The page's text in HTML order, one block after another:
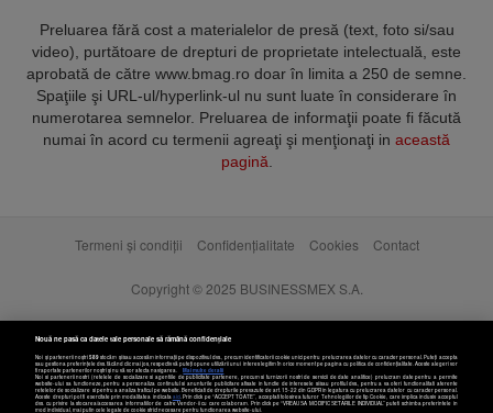
Preluarea fără cost a materialelor de presă (text, foto si/sau
video), purtătoare de drepturi de proprietate intelectuală, este
aprobată de către www.bmag.ro doar în limita a 250 de semne.
Spaţiile şi URL-ul/hyperlink-ul nu sunt luate în considerare în
numerotarea semnelor. Preluarea de informaţii poate fi făcută
numai în acord cu termenii agreaţi şi menţionaţi in această
pagină
Termeni și condiții Confidențialitate Cookies Contact
Copyright © 2025 BUSINESSMEX S.A.
Nouă ne pasă ca datele tale personale să rămână confidențiale
Noi și partenerii noștri589stocăm și/sau accesăm informații pe dispozitivul dvs., precum identificatorii cookie unici pentru prelucrarea datelor cu caracter personal. Puteți accepta
sau gestiona preferințele dvs. făcând clic mai jos, respectiv vă puteți opune utilizării unui interes legitim în orice moment pe pagina cu politica de confidențialitate. Aceste alegeri vor
fi raportate partenerilor noștri și nu vă vor afecta navigarea.
Mai multe detalii
Noi si partenerii nostri (retelele de socializare si agentiile de publicitate partenere, precum si furnizorii nostri de servicii de date analitice) prelucram date pentru a permite
website-ului sa functioneze, pentru a personaliza continutul si anunturile publicitare afisate in functie de interesele si/sau profilul dvs., pentru a va oferi functionalitati aferente
retelelor de socializare si pentru a analiza traficul pe website. Beneficiati de drepturile prevazute de art. 15-22 din GDPR in legatura cu prelucrarea datelor cu caracter personal.
Aceste drepturi pot fi exercitate prin modalitatea indicataaici. Prin click pe “ACCEPT TOATE”, acceptati folosirea tuturor Tehnologiilor de tip Cookie, care implica inclusiv acceptul
dvs. cu privire la stocarea/accesarea informatiilor de catre Vendor-ii cu care colaboram. Prin click pe “VREAU SA MODIFIC SETARILE INDIVIDUAL” puteti schimba preferintele in
mod individual, mai putin cele legate de cookie strict necesare pentru functionarea website-ului.